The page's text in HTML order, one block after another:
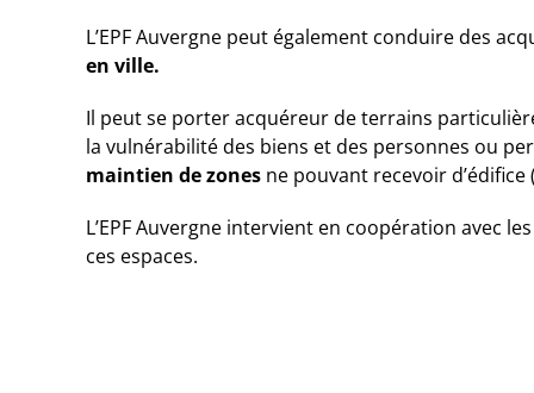
L’EPF Auvergne peut également conduire des
en ville.
Il peut se porter acquéreur de terrains
la vulnérabilité des biens et des personnes ou
maintien de zones ne pouvant recevoir d’édifice
L’EPF Auvergne intervient en coopération avec
ces espaces.